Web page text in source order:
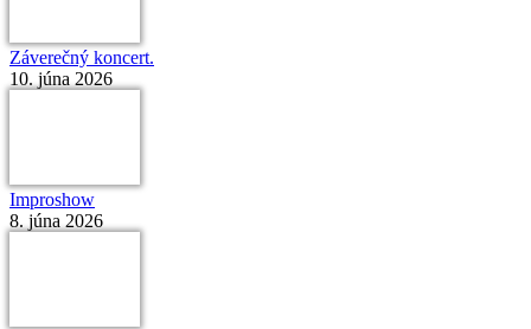
Záverečný koncert.
10. júna 2026
Improshow
8. júna 2026